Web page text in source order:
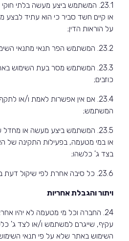
23.1. המשתמש ביצע מעשה בלתי
או קיים חשד סביר כי הוא עתיד לבצע
על הוראות הדין;
23.2. המשתמש הפר תנאי מתנאי השימוש;
23.3. המשתמש מסר בעת השימוש
כוזבים;
23.4. אם אין אפשרות לאמת ו/או
המשתמש;
23.5. המשתמש ביצע מעשה או
או במי מטעמה, בפעילות התקינה של
בצד ג' כלשהו;
23.6. כל סיבה אחרת לפי שיקול דעת בלעדי של החברה.
ויתור והגבלת אחריות
24. החברה וכל מי מטעמה לא יהיו
עקיף, שייגרם למשתמש ו/או לצד ג'
השימוש באתר שלא על פי תנאי